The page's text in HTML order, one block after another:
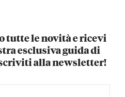
tutte le novità e ricevi
esclusiva guida di
alla newsletter!